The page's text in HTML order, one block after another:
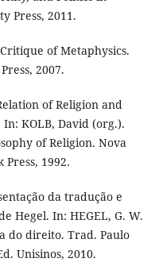
Press, 2011.
Critique of Metaphysics.
2007.
of Religion and
KOLB, David (org.).
of Religion. Nova
1992.
da tradução e
Hegel. In: HEGEL, G. W.
do direito. Trad. Paulo
Unisinos, 2010.